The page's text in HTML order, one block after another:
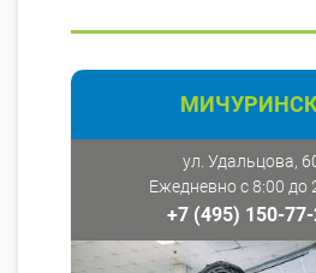
ул. Удальцова,
Ежедневно с 8:00 до
+7 (495) 150-77-